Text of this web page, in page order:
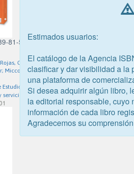
81-5
Claudio; Arancibia, María Cristina; Araos
Micco Aguayo, Sergio; Montecino Soto, Lésmer;
de la Sociedad
servicios de bienestar social
Estimados usuarios:
El catálogo de la Agencia
clasificar y dar visibilidad a la
una plataforma de
Si desea adquirir algún libro,
la editorial responsable, cuyo
información de cada libro
Agradecemos su